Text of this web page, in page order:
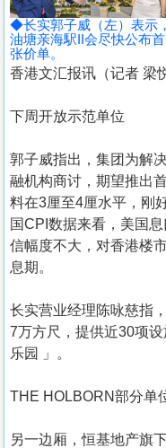
手
册
关
我
们
◆长实郭子威（左）表示，
油塘亲海駅II会尽快公布首
张价单。
香港文汇报讯（记者 梁
下周开放示范单位
郭子威指出，集团为解
融机构商讨，期望推出
料在3厘至4厘水平，刚
国CPI数据来看，美国
信幅度不大，对香港楼
息期。
长实营业经理陈咏慈指
7万方尺，提供近30项
乐园 」。
THE HOLBORN部分单
另一边厢，恒基地产旗